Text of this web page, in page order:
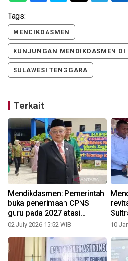
Tags:
MENDIKDASMEN
KUNJUNGAN MENDIKDASMEN DI
SULAWESI TENGGARA
Terkait
Mendikdasmen: Pemerintah
buka penerimaan CPNS
guru pada 2027 atasi
kekurangan
02 July 2026 15:52 WIB 10